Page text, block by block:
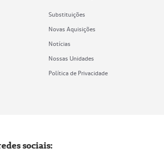
Substituições
Novas Aquisições
Notícias
Nossas Unidades
Política de Privacidade
sociais: